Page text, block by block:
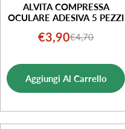
ALVITA COMPRESSA
OCULARE ADESIVA 5 PEZZI
Prezzo
vendita
€3,90Prezzo
€4,70
Aggiungi Al Carrello